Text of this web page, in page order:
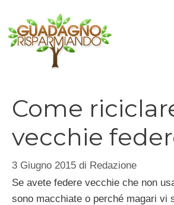
contenuto
Come
vecchie
3 Giugno 2015 di Redazione
Se avete federe vecchie che non
sono macchiate o perché magari vi